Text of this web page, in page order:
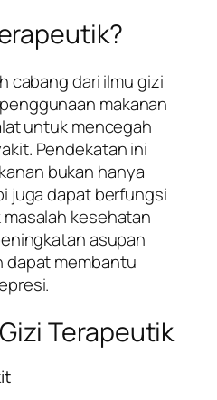
cabang dari ilmu gizi
makanan
untuk mencegah
Pendekatan ini
bukan hanya
juga dapat berfungsi
kesehatan
asupan
dapat membantu
Terapeutik